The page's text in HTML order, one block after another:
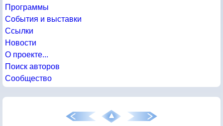
Программы
События и выставки
Ссылки
Новости
О проекте...
Поиск авторов
Сообщество